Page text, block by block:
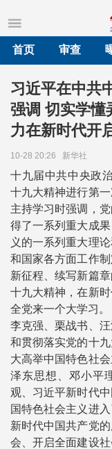
首页
审查
习近平在中共
强调 切实学懂
力在新时代开
10-28 20:26 新华社
十九届中共中央政
十九大精神进行第
主持学习时强调，
得了一系列重大成
义的一系列重大理
和国家各方面工作
新征程、续写新篇
十九大精神，在新
全党来一个大学习。
李克强、栗战书、
和贯彻落实党的十
大高举中国特色社
泽东思想、邓小平
观、习近平新时代
国特色社会主义进
新时代中国共产党
会、开启全面建设